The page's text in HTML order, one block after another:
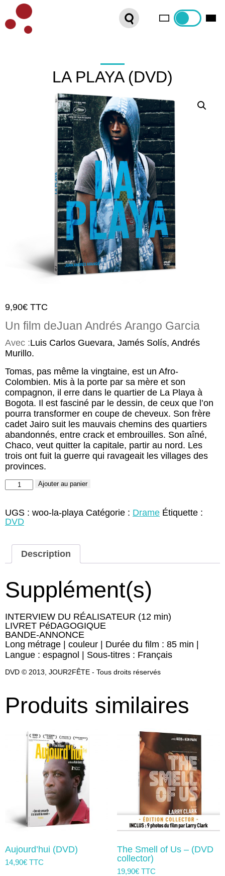
CONTACT
INTERNATIONAL SALES
LA PLAYA (DVD)
9,90€ TTC
Un film deJuan Andrés Arango Garcia
Avec :Luis Carlos Guevara, Jamés Solís, Andrés
Murillo.
Tomas, pas même la vingtaine, est un Afro-
Colombien. Mis à la porte par sa mère et son
compagnon, il erre dans le quartier de La Playa à
Bogota. Il est fasciné par le dessin, de ceux que l’on
pourra transformer en coupe de cheveux. Son frère
cadet Jairo suit les mauvais chemins des quartiers
abandonnés, entre crack et embrouilles. Son aîné,
Chaco, veut quitter la capitale, partir au nord. Les
trois ont fuit la guerre qui ravageait les villages des
provinces.
quantité
de
Playa
(DVD)
Ajouter au panier
UGS : woo-la-playa Catégorie : Drame Étiquette :
DVD
Description
Supplément(s)
INTERVIEW DU RÉALISATEUR (12 min)
LIVRET PéDAGOGIQUE
BANDE-ANNONCE
Long métrage | couleur | Durée du film : 85 min |
Langue : espagnol | Sous-titres : Français
DVD © 2013, JOUR2FÊTE - Tous droits réservés
Produits similaires
Aujourd’hui (DVD)
14,90€ TTC
The Smell of Us – (DVD
collector)
19,90€ TTC